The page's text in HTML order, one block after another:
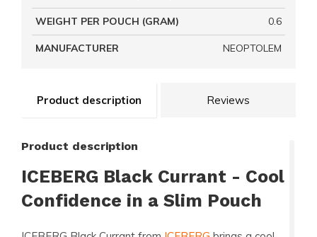
Product description Reviews
Product description
ICEBERG Black Currant - Cool
Confidence in a Slim Pouch
WEIGHT PER POUCH (GRAM) 0.6
MANUFACTURER NEOPTOLEM